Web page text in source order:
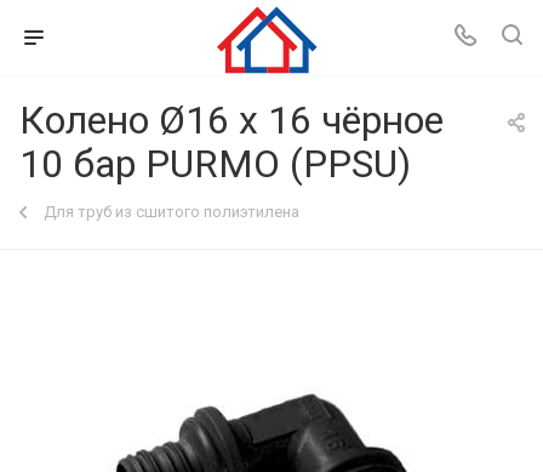
Колено Ø16 х 16 чёрное
10 бар PURMO (PPSU)
Для труб из сшитого полиэтилена